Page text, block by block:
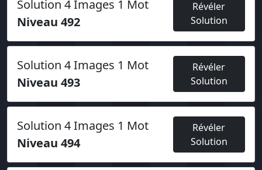
Solution 4 Images 1 Mot
Niveau 492
Révéler
Solution
Solution 4 Images 1 Mot
Niveau 493
Révéler
Solution
Solution 4 Images 1 Mot
Niveau 494
Révéler
Solution